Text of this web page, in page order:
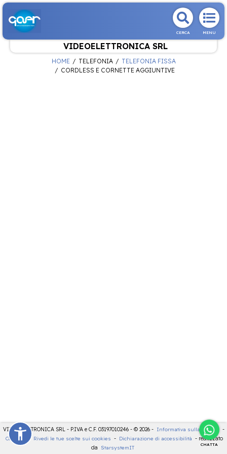
CERCA MENU
VIDEOELETTRONICA SRL
CHATTA
HOME TELEFONIA
TELEFONIA FISSA
CORDLESS E CORNETTE AGGIUNTIVE
VIDEOELETTRONICA SRL - P.IVA e C.F. 03197010246 - © 2026 - Informativa sulla privacy -
Cookies
- Rivedi le tue scelte sui cookies - Dichiarazione di accessibilità - realizzato
da
StarsystemIT